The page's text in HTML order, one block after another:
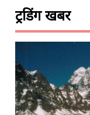
ट्रेंडिंग खबरें